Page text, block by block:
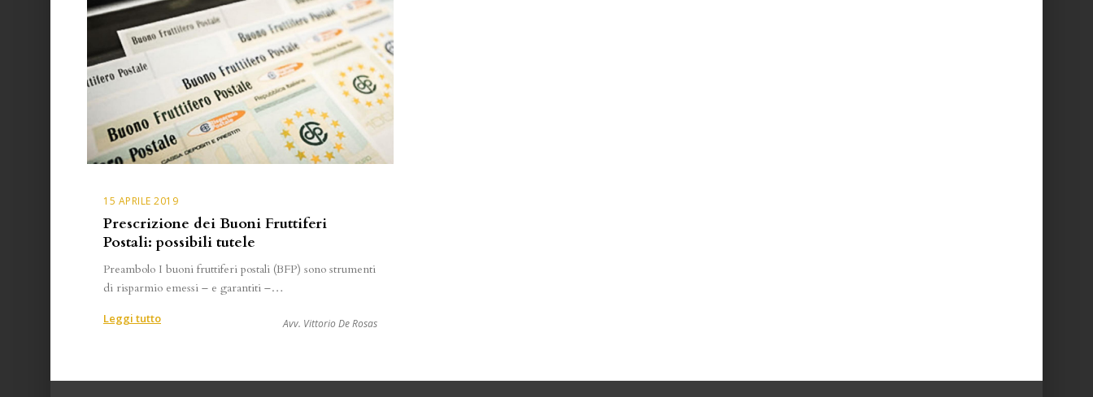
15 APRILE 2019
Prescrizione dei Buoni Fruttiferi
Postali: possibili tutele
Preambolo I buoni fruttiferi postali (BFP) sono strumenti
di risparmio emessi – e garantiti –…
Leggi tutto:
Avv. Vittorio De Rosas